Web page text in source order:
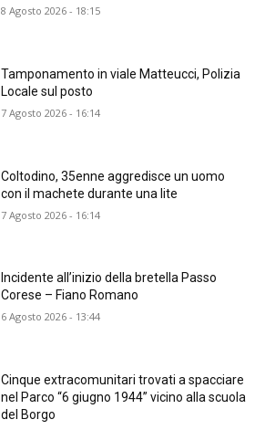
8 Agosto 2026 - 18:15
Tamponamento in viale Matteucci, Polizia
Locale sul posto
7 Agosto 2026 - 16:14
Coltodino, 35enne aggredisce un uomo
con il machete durante una lite
7 Agosto 2026 - 16:14
Incidente all’inizio della bretella Passo
Corese – Fiano Romano
6 Agosto 2026 - 13:44
Cinque extracomunitari trovati a spacciare
nel Parco “6 giugno 1944” vicino alla scuola
del Borgo